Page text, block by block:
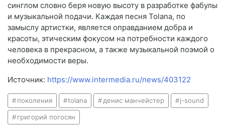
синглом словно беря новую высоту в разработке фабулы
и музыкальной подачи. Каждая песня Tolana, по
замыслу артистки, является оправданием добра и
красоты, этическим фокусом на потребности каждого
человека в прекрасном, а также музыкальной поэмой о
необходимости веры.
Источник: https://www.intermedia.ru/news/403122
поколения tolana денис манчейстер j-sound
григорий погосян